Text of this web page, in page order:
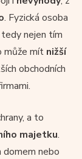
. Fyzická osoba
nejen tím
může mít nižší
obchodních
a to
majetku.
nebo